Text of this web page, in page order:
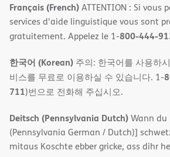
Français (French)ATTENTION : Si vous
services d'aide linguistique vous sont
gratuitement. Appelez le 1-800-444-
한국어 (Korean) 주의: 한국어를 사용하
비스를 무료로 이용하실 수 있습니다. 1-
711)번으로 전화해 주십시오.
Deitsch (Pennsylvania Dutch)Wann du
(Pennsylvania German / Dutch)]
mitaus Koschte ebber gricke, ass dihr